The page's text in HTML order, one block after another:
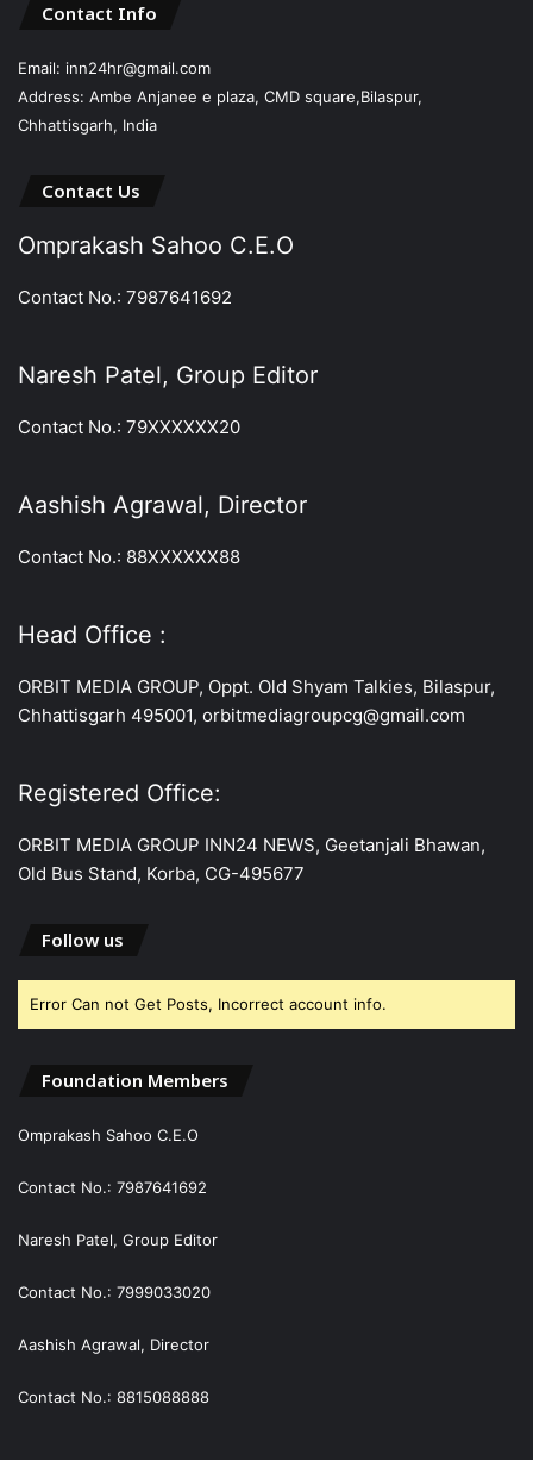
Contact Info
Email: inn24hr@gmail.com
Address: Ambe Anjanee e plaza, CMD square,Bilaspur,
Chhattisgarh, India
Contact Us
Omprakash Sahoo C.E.O
Contact No.: 7987641692
Naresh Patel, Group Editor
Contact No.: 79XXXXXX20
Aashish Agrawal, Director
Contact No.: 88XXXXXX88
Head Office :
ORBIT MEDIA GROUP, Oppt. Old Shyam Talkies, Bilaspur,
Chhattisgarh 495001, orbitmediagroupcg@gmail.com
Registered Office:
ORBIT MEDIA GROUP INN24 NEWS, Geetanjali Bhawan,
Old Bus Stand, Korba, CG-495677
Follow us
Error Can not Get Posts, Incorrect account info.
Foundation Members
Omprakash Sahoo C.E.O
Contact No.: 7987641692
Naresh Patel, Group Editor
Contact No.: 7999033020
Aashish Agrawal, Director
Contact No.: 8815088888